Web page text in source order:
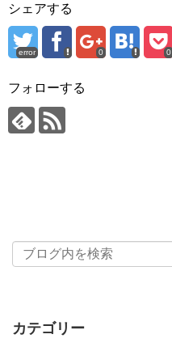
シェアする
error 0 0
フォローする
カテゴリー